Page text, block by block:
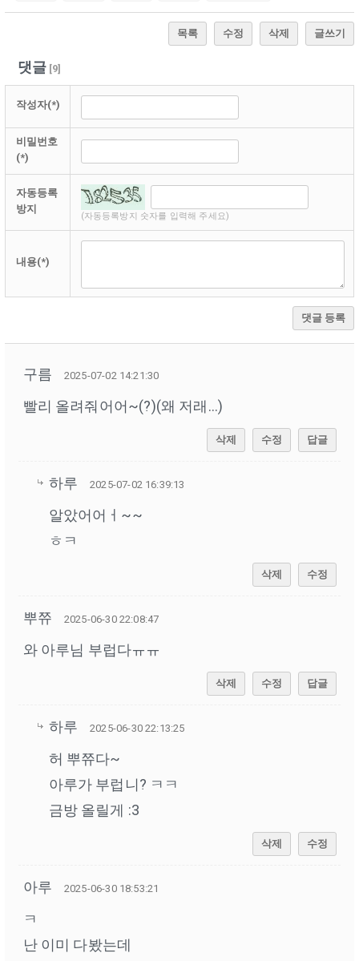
목록 수정 삭제 글쓰기
댓글[9]
작성자(*)
비밀번호
(*)
자동등록
방지
(자동등록방지 숫자를 입력해 주세요)
내용(*)
댓글 등록
구름 2025-07-02 14:21:30
빨리 올려줘어어~(?)(왜 저래...)
삭제 수정 답글
하루 2025-07-02 16:39:13
알았어어ㅓ~~
ㅎㅋ
삭제 수정
뿌쮸 2025-06-30 22:08:47
와 아루님 부럽다ㅠㅠ
삭제 수정 답글
하루 2025-06-30 22:13:25
허 뿌쮸다~
아루가 부럽니? ㅋㅋ
금방 올릴게 :3
삭제 수정
아루 2025-06-30 18:53:21
ㅋ
난 이미 다봤는데